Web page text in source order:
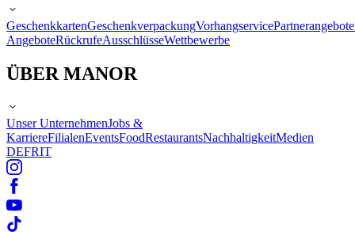
GeschenkkartenGeschenkverpackungVorhangservicePartnerangebote
AngeboteRückrufeAusschlüsseWettbewerbe
ÜBER MANOR
Unser UnternehmenJobs &
KarriereFilialenEventsFoodRestaurantsNachhaltigkeitMedien
DEFRIT